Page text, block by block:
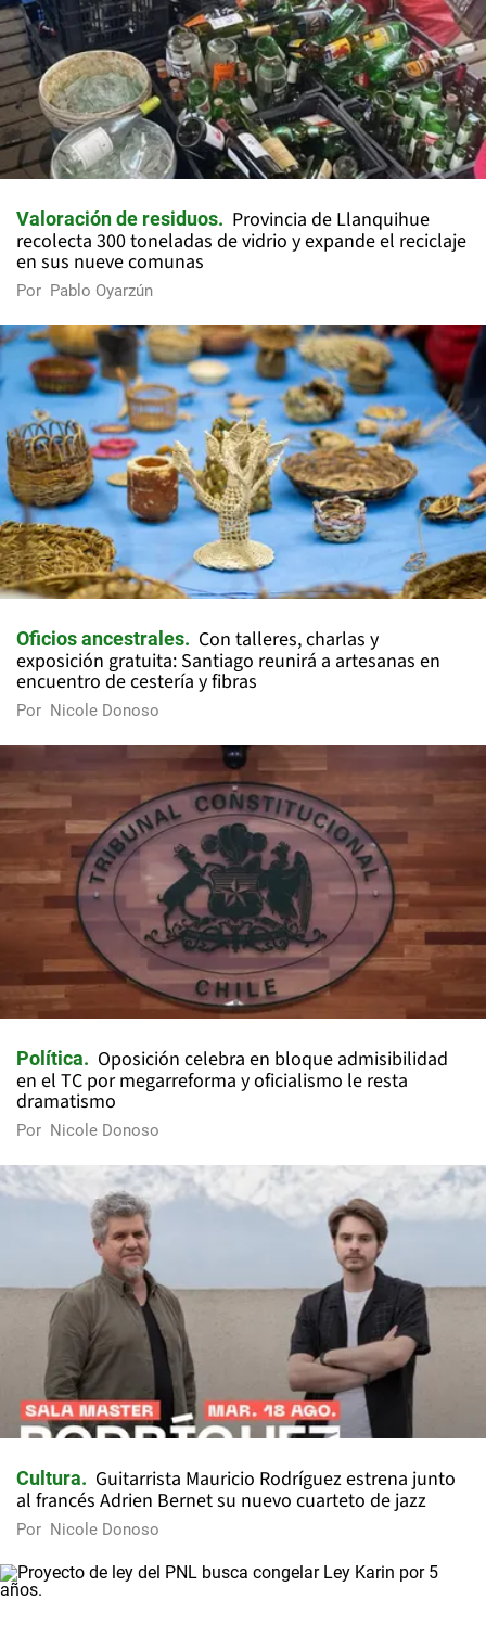
Valoración de residuos
Provincia de Llanquihue
recolecta 300 toneladas de vidrio y expande el reciclaje
en sus nueve comunas
Por Pablo Oyarzún
Oficios ancestrales
Con talleres, charlas y
exposición gratuita: Santiago reunirá a artesanas en
encuentro de cestería y fibras
Por Nicole Donoso
Política
Oposición celebra en bloque admisibilidad
en el TC por megarreforma y oficialismo le resta
dramatismo
Por Nicole Donoso
Cultura
Guitarrista Mauricio Rodríguez estrena junto
al francés Adrien Bernet su nuevo cuarteto de jazz
Por Nicole Donoso